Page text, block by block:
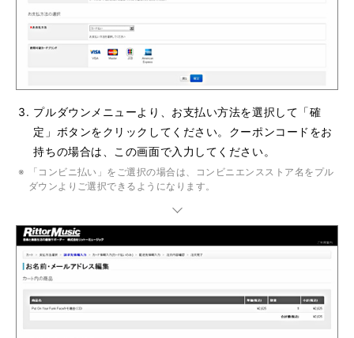
プルダウンメニューより、お支払い方法を選択して「確
定」ボタンをクリックしてください。クーポンコードをお
持ちの場合は、この画面で入力してください。
「コンビニ払い」をご選択の場合は、コンビニエンスストア名をプル
ダウンよりご選択できるようになります。